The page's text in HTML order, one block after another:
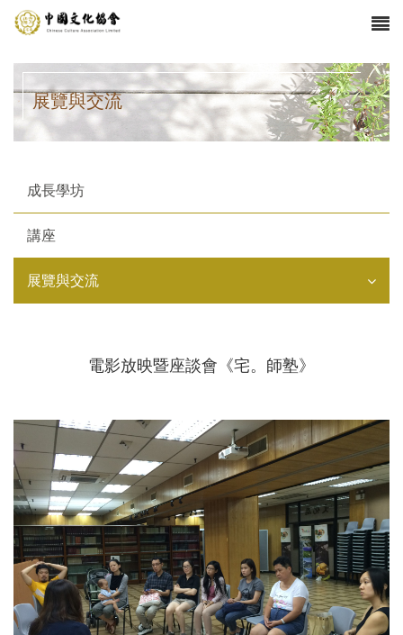
展覽與交流
成長學坊
講座
展覽與交流
電影放映暨座談會《宅。師塾》